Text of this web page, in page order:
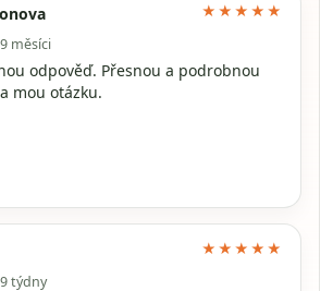
měsíci
★★★★★
odpověď. Přesnou a podrobnou
mou otázku.
týdny
★★★★★